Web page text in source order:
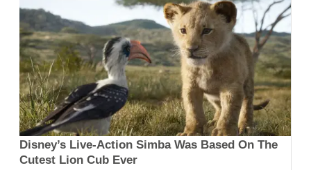
Disney’s Live-Action Simba Was Based On The
Cutest Lion Cub Ever